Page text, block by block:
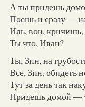
А ты придешь
Поешь и сразу —
Иль, вон, кричишь,
Ты что, Иван?
Ты, Зин, на
Все, Зин, обидеть
Тут за день так
Придешь домой —